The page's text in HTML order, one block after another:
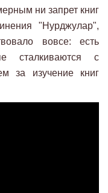
ни запрет книг
"Нурджулар",
вовсе: есть
сталкиваются с
за изучение книг